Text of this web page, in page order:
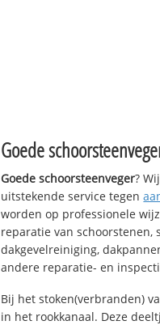
Goede
Goede schoorsteenveger?
uitstekende service tegen
worden op professionele
reparatie van schoorstenen,
dakgevelreiniging,
andere reparatie- en
Bij het stoken(verbranden)
in het rookkanaal. Deze